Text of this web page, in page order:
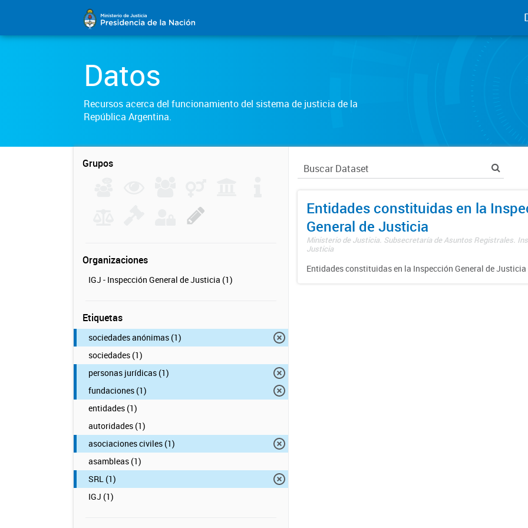
Datos
Recursos acerca del funcionamiento del sistema de justicia de la
República Argentina.
Grupos
Organizaciones
IGJ - Inspección General de Justicia (1)
Etiquetas
sociedades anónimas (1)
sociedades (1)
personas jurídicas (1)
fundaciones (1)
entidades (1)
autoridades (1)
asociaciones civiles (1)
asambleas (1)
SRL (1)
IGJ (1)
Entidades constituidas en la
General de Justicia
Ministerio de Justicia. Subsecretaría de Asuntos Registrales.
Justicia
Entidades constituidas en la Inspección General de Justicia